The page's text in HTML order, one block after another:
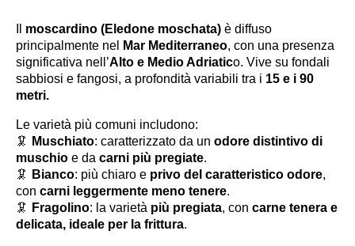
moscardino (Eledone moschata) è diffuso
principalmente nel
Mar Mediterraneo, con una presenza
significativa nell’Alto e Medio Adriatico. Vive su fondali
sabbiosi e fangosi, a profondità variabili tra i 15 e i 90
metri.
Le varietà più comuni includono:
🦑
Muschiato: caratterizzato da un odore distintivo di
muschio e da carni più pregiate.
🦑
Bianco: più chiaro e privo del caratteristico odore,
con carni leggermente meno tenere.
🦑
Fragolino: la varietà più pregiata, con carne tenera e
delicata, ideale per la frittura.